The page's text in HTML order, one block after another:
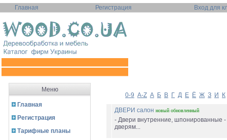
Главная Регистрация Вход для
Меню
Главная
Регистрация
Тарифные планы
0-9 A-Z А Б В Г Д Е Ё Ж З И К
ДВЕРИ салон новый обновленный
- Двери внутренние, шпонированные -
дверям...